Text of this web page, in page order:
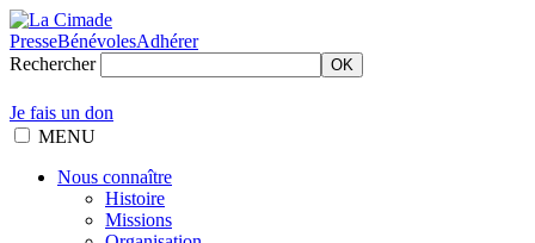
PresseBénévolesAdhérer
Rechercher
OK
Je fais un don
MENU
Nous connaître
Histoire
Missions